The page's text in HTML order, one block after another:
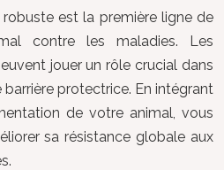
est la première ligne de
contre les maladies. Les
jouer un rôle crucial dans
protectrice. En intégrant
de votre animal, vous
sa résistance globale aux